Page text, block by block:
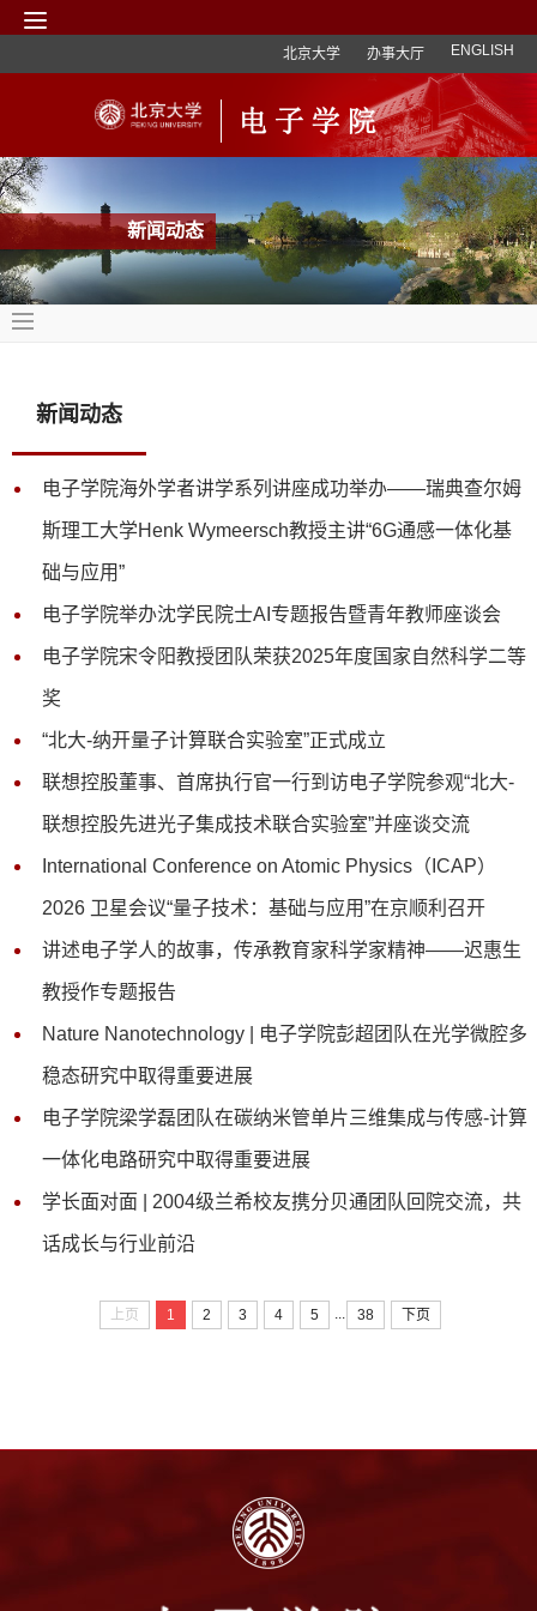
北京大学 办事大厅 ENGLISH
新闻动态
新闻动态
电子学院海外学者讲学系列讲座成功举办——瑞典查尔姆
斯理工大学Henk Wymeersch教授主讲“6G通感一体化基
础与应用”
电子学院举办沈学民院士AI专题报告暨青年教师座谈会
电子学院宋令阳教授团队荣获2025年度国家自然科学二等
奖
“北大-纳开量子计算联合实验室”正式成立
联想控股董事、首席执行官一行到访电子学院参观“北大-
联想控股先进光子集成技术联合实验室”并座谈交流
International Conference on Atomic Physics（ICAP）
2026 卫星会议“量子技术：基础与应用”在京顺利召开
讲述电子学人的故事，传承教育家科学家精神——迟惠生
教授作专题报告
Nature Nanotechnology | 电子学院彭超团队在光学微腔多
稳态研究中取得重要进展
电子学院梁学磊团队在碳纳米管单片三维集成与传感-计算
一体化电路研究中取得重要进展
学长面对面 | 2004级兰希校友携分贝通团队回院交流，共
话成长与行业前沿
上页 1 2 3 4 5 ... 38 下页